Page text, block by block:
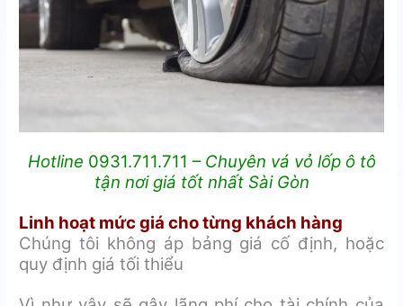
Hotline 0931.711.711 – Chuyên vá vỏ lốp ô tô
tận nơi giá tốt nhất Sài Gòn
Linh hoạt mức giá cho từng khách hàng
Chúng tôi không áp bảng giá cố định, hoặc
quy định giá tối thiểu